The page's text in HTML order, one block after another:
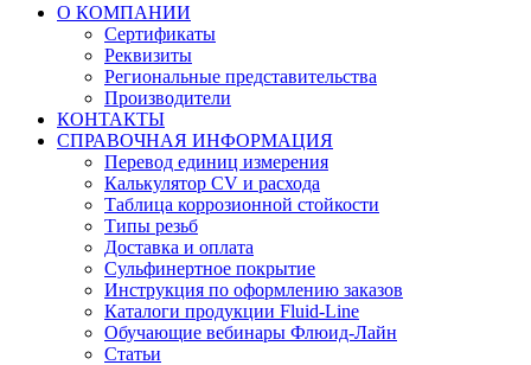
О КОМПАНИИ
Сертификаты
Реквизиты
Региональные представительства
Производители
КОНТАКТЫ
СПРАВОЧНАЯ ИНФОРМАЦИЯ
Перевод единиц измерения
Калькулятор CV и расхода
Таблица коррозионной стойкости
Типы резьб
Доставка и оплата
Сульфинертное покрытие
Инструкция по оформлению заказов
Каталоги продукции Fluid-Line
Обучающие вебинары Флюид-Лайн
Статьи